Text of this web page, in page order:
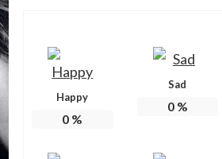
Happy
0 %
Sad
0%